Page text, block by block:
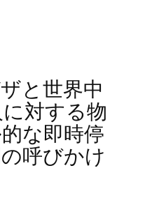
と世界中
対する物
な即時停
呼びかけ